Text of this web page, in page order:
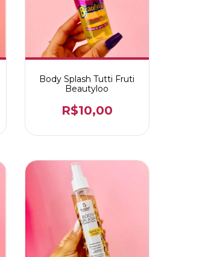
Body Splash Tutti Fruti
Beautyloo
R$10,00